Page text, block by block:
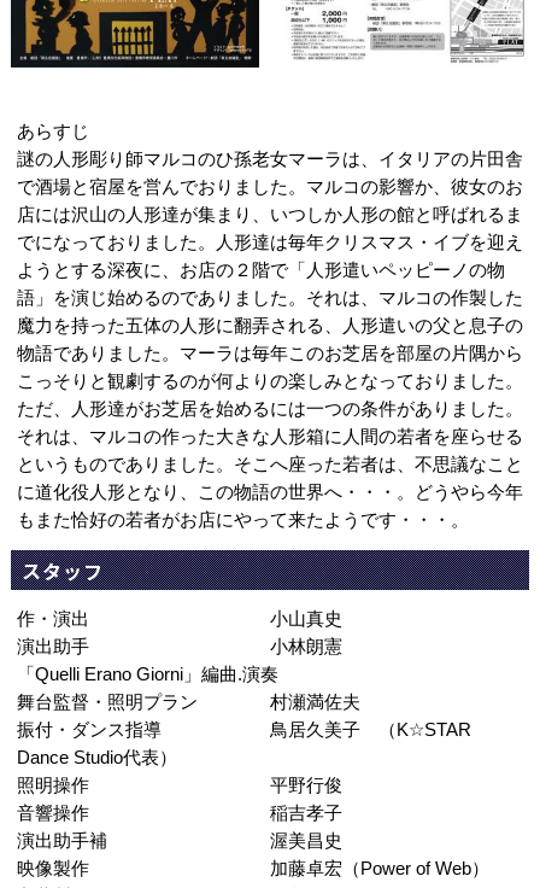
あらすじ
謎の人形彫り師マルコのひ孫老女マーラは、イタリアの片田舎
で酒場と宿屋を営んでおりました。マルコの影響か、彼女のお
店には沢山の人形達が集まり、いつしか人形の館と呼ばれるま
でになっておりました。人形達は毎年クリスマス・イブを迎え
ようとする深夜に、お店の２階で「人形遣いペッピーノの物
語」を演じ始めるのでありました。それは、マルコの作製した
魔力を持った五体の人形に翻弄される、人形遣いの父と息子の
物語でありました。マーラは毎年このお芝居を部屋の片隅から
こっそりと観劇するのが何よりの楽しみとなっておりました。
ただ、人形達がお芝居を始めるには一つの条件がありました。
それは、マルコの作った大きな人形箱に人間の若者を座らせる
というものでありました。そこへ座った若者は、不思議なこと
に道化役人形となり、この物語の世界へ・・・。どうやら今年
もまた恰好の若者がお店にやって来たようです・・・。
スタッフ
作・演出 小山真史
演出助手 小林朗憲
「Quelli Erano Giorni」編曲.演奏
舞台監督・照明プラン 村瀬満佐夫
振付・ダンス指導 鳥居久美子 （K☆STAR
Dance Studio代表）
照明操作 平野行俊
音響操作 稲吉孝子
演出助手補 渥美昌史
映像製作 加藤卓宏（Power of Web）